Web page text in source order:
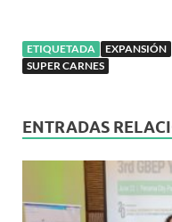
ETIQUETADA EXPANSIÓN
SUPER CARNES
ENTRADAS